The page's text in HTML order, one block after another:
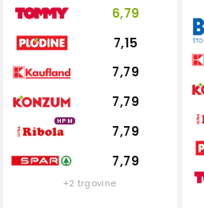
6,79
7,15
7,79
7,79
HPM
7,79
7,79
+2 trgovine